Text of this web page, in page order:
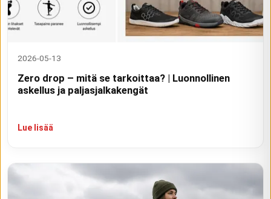
2026-05-13
Zero drop – mitä se tarkoittaa? | Luonnollinen
askellus ja paljasjalkakengät
Lue lisää